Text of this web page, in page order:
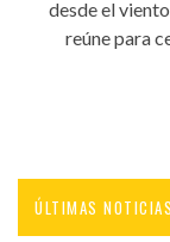
desde el
reúne para
ÚLTIMAS